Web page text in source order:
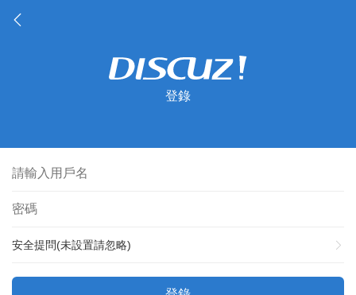
登錄
安全提問(未設置請忽略)